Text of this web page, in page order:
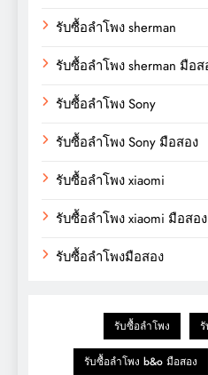
รับซื้อลำโพง sherman
รับซื้อลำโพง sherman มือส
รับซื้อลำโพง Sony
รับซื้อลำโพง Sony มือสอง
รับซื้อลำโพง xiaomi
รับซื้อลำโพง xiaomi มือสอง
รับซื้อลำโพงมือสอง
รับซื้อลำโพง
รับซื้อลำโพง b&o มือสอง